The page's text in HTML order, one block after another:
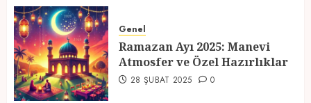
5
Atmosfer ve Özel Hazırlıklar
28 ŞUBAT 2025 0
Genel
Ramazan Ayı 2025: Manevi
Atmosfer ve Özel Hazırlıklar
28 ŞUBAT 2025 0